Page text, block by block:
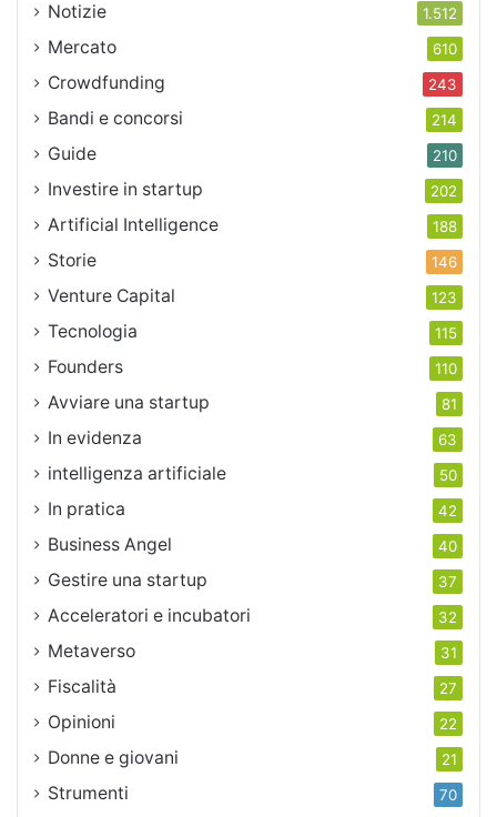
Notizie 1.512
Mercato 610
Crowdfunding 243
Bandi e concorsi 214
Guide 210
Investire in startup 202
Artificial Intelligence 188
Storie 146
Venture Capital 123
Tecnologia 115
Founders 110
Avviare una startup 81
In evidenza 63
intelligenza artificiale 50
In pratica 42
Business Angel 40
Gestire una startup 37
Acceleratori e incubatori 32
Metaverso 31
Fiscalità 27
Opinioni 22
Donne e giovani 21
Strumenti 70